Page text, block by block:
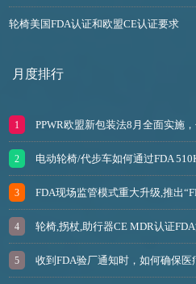
轮椅美国FDA认证和欧盟CE认证要求
月度排行
PPWR欧盟新包装法8月全面实施
电动轮椅/代步车如何通过FDA
FDA现场监管模式重大升级,推出
轮椅,拐杖,助行器CE MDR认证
收到FDA验厂通知时，如何确保